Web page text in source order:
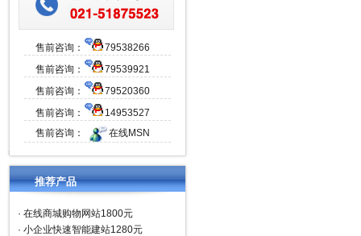
售前咨询：
79538266
售前咨询：
79539921
售前咨询：
79520360
售前咨询：
14953527
售前咨询：
在线MSN
推荐产品
·在线商城购物网站1800元
·小企业快速智能建站1280元